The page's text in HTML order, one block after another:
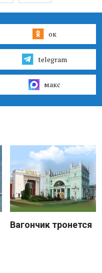
ок
telegram
макс
Вагончик тронется